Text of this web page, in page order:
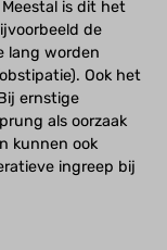
is dit het
de
lang worden
Ook het
ernstige
als oorzaak
kunnen ook
ingreep bij